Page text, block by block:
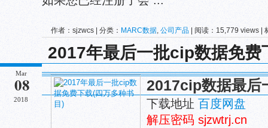
作者：sjzwcs | 分类： MARC数据, 公司产品 | 阅读：15,779 views |
2017年最后一批cip数据免费
Mar
08
2018
2017cip数据最后
下载地址 百度网盘
解压密码 sjzwtrj.cn